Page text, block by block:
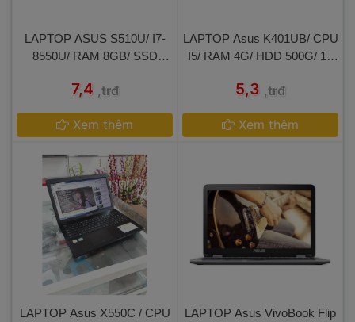
LAPTOP ASUS S510U/ I7-
8550U/ RAM 8GB/ SSD
FULL HD IPS
7,4 ,trđ
Xem thêm
LAPTOP Asus X550C / CPU
LAPTOP Asus K401UB/ CPU
I5/ RAM 4G/ HDD 500G/ 14
5,3 ,trđ
Xem thêm
LAPTOP Asus VivoBook Flip